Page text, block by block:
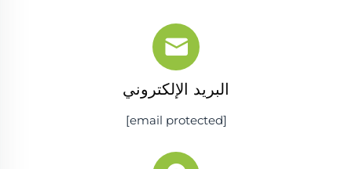
البريد الإلكتروني
[email protected]